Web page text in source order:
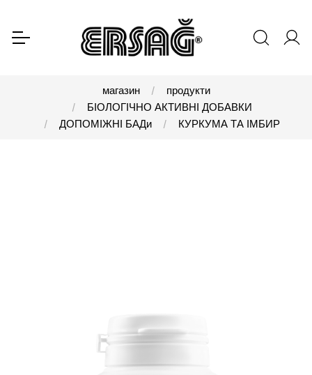
магазин
продукти
БІОЛОГІЧНО АКТИВНІ ДОБАВКИ
ДОПОМІЖНІ БАДи
КУРКУМА ТА ІМБИР